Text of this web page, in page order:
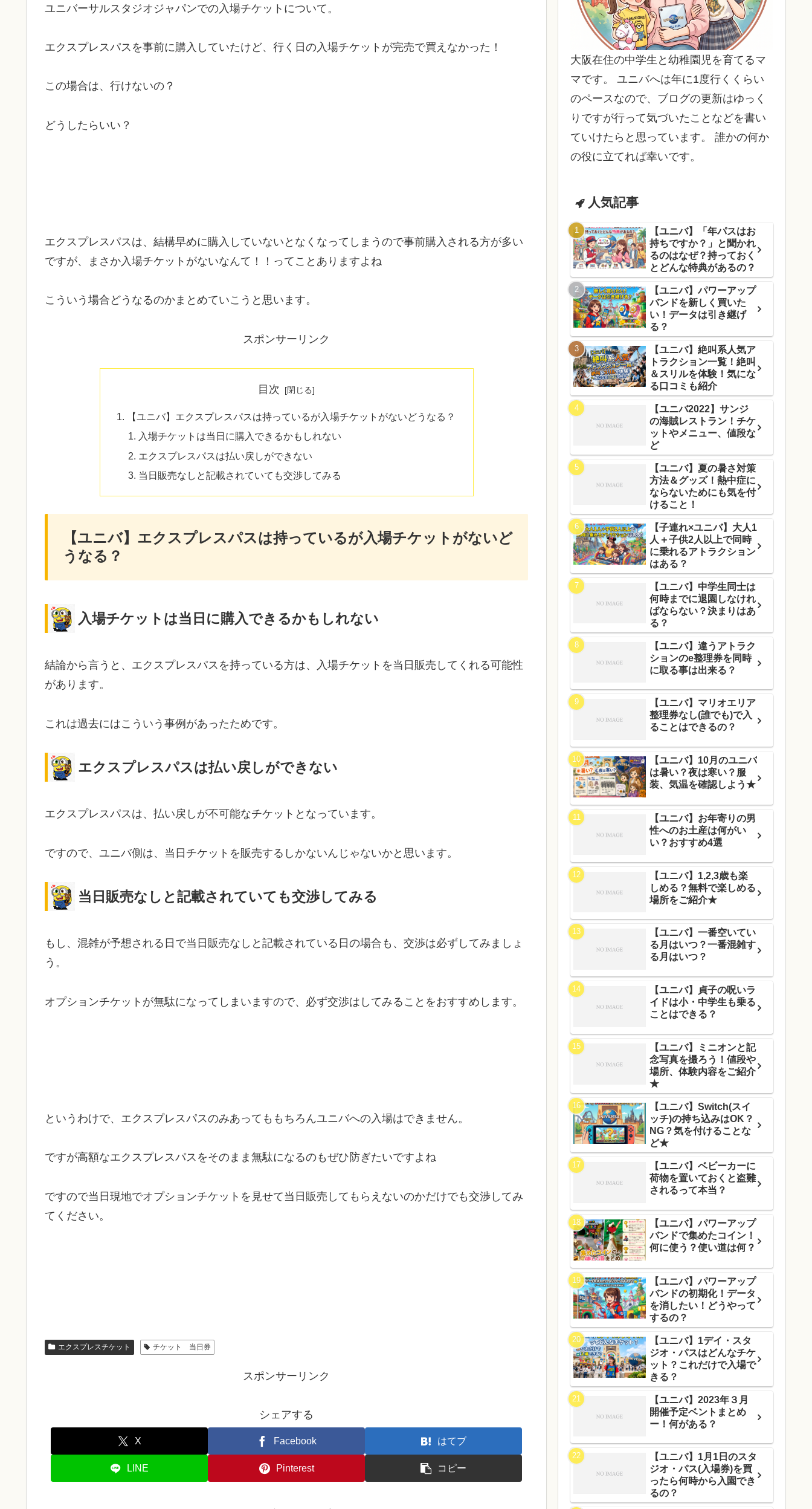
ユニバーサルスタジオジャパンでの入場チケットについて。
エクスプレスパスを事前に購入していたけど、行く日の入場チケットが完売で買えなかった！
この場合は、行けないの？
どうしたらいい？
エクスプレスパスは、結構早めに購入していないとなくなってしまうので事前購入される方が多い
ですが、まさか入場チケットがないなんて！！ってことありますよね
こういう場合どうなるのかまとめていこうと思います。
スポンサーリンク
目次
【ユニバ】エクスプレスパスは持っているが入場チケットがないどうなる？
入場チケットは当日に購入できるかもしれない
エクスプレスパスは払い戻しができない
当日販売なしと記載されていても交渉してみる
【ユニバ】エクスプレスパスは持っているが入場チケットがないど
うなる？
入場チケットは当日に購入できるかもしれない
結論から言うと、エクスプレスパスを持っている方は、入場チケットを当日販売してくれる可能性
があります。
これは過去にはこういう事例があったためです。
エクスプレスパスは払い戻しができない
エクスプレスパスは、払い戻しが不可能なチケットとなっています。
ですので、ユニバ側は、当日チケットを販売するしかないんじゃないかと思います。
当日販売なしと記載されていても交渉してみる
もし、混雑が予想される日で当日販売なしと記載されている日の場合も、交渉は必ずしてみましょ
う。
オプションチケットが無駄になってしまいますので、必ず交渉はしてみることをおすすめします。
というわけで、エクスプレスパスのみあってももちろんユニバへの入場はできません。
ですが高額なエクスプレスパスをそのまま無駄になるのもぜひ防ぎたいですよね
ですので当日現地でオプションチケットを見せて当日販売してもらえないのかだけでも交渉してみ
てください。
エクスプレスチケット チケット 当日券
スポンサーリンク
シェアする
X Facebook はてブ
LINE Pinterest コピー
大阪在住の中学生と幼稚園児を育てるマ
マです。 ユニバへは年に1度行くくらい
のペースなので、ブログの更新はゆっく
りですが行って気づいたことなどを書い
ていけたらと思っています。 誰かの何か
の役に立てれば幸いです。
人気記事
【ユニバ】「年パスはお
持ちですか？」と聞かれ
るのはなぜ？持っておく
とどんな特典があるの？
【ユニバ】パワーアップ
バンドを新しく買いた
い！データは引き継げ
る？
【ユニバ】絶叫系人気ア
トラクション一覧！絶叫
＆スリルを体験！気にな
る口コミも紹介
【ユニバ2022】サンジ
の海賊レストラン！チケ
ットやメニュー、値段な
ど
【ユニバ】夏の暑さ対策
方法＆グッズ！熱中症に
ならないためにも気を付
けること！
【子連れ×ユニバ】大人1
人＋子供2人以上で同時
に乗れるアトラクション
はある？
【ユニバ】中学生同士は
何時までに退園しなけれ
ばならない？決まりはあ
る？
【ユニバ】違うアトラク
ションのe整理券を同時
に取る事は出来る？
【ユニバ】マリオエリア
整理券なし(誰でも)で入
ることはできるの？
【ユニバ】10月のユニバ
は暑い？夜は寒い？服
装、気温を確認しよう★
【ユニバ】お年寄りの男
性へのお土産は何がい
い？おすすめ4選
【ユニバ】1,2,3歳も楽
しめる？無料で楽しめる
場所をご紹介★
【ユニバ】一番空いてい
る月はいつ？一番混雑す
る月はいつ？
【ユニバ】貞子の呪いラ
イドは小・中学生も乗る
ことはできる？
【ユニバ】ミニオンと記
念写真を撮ろう！値段や
場所、体験内容をご紹介
★
【ユニバ】Switch(スイ
ッチ)の持ち込みはOK？
NG？気を付けることな
ど★
【ユニバ】ベビーカーに
荷物を置いておくと盗難
されるって本当？
【ユニバ】パワーアップ
バンドで集めたコイン！
何に使う？使い道は何？
【ユニバ】パワーアップ
バンドの初期化！データ
を消したい！どうやって
するの？
【ユニバ】1デイ・スタ
ジオ・パスはどんなチケ
ット？これだけで入場で
きる？
【ユニバ】2023年３月
開催予定ベントまとめ
ー！何がある？
【ユニバ】1月1日のスタ
ジオ・パス(入場券)を買
ったら何時から入園でき
るの？